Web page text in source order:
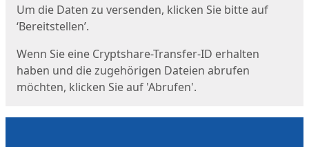
Um die Daten zu versenden, klicken Sie bitte auf
‘Bereitstellen’.
Wenn Sie eine Cryptshare-Transfer-ID erhalten
haben und die zugehörigen Dateien abrufen
möchten, klicken Sie auf 'Abrufen'.